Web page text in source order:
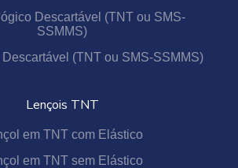
Descartável (TNT ou SMS-
SSMMS)
Descartável (TNT ou SMS-SSMMS)
Lençois TNT
em TNT com Elástico
em TNT sem Elástico